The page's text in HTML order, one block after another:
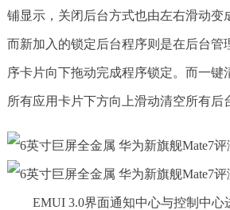
铺显示，关闭后台方式也由左右滑动变
而新加入的锁定后台程序则是在后台管
序卡片向下拖动完成程序锁定。而一键
所有应用卡片下方向上滑动清空所有后
EMUI 3.0界面通知中心与控制中心